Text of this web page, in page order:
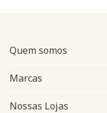
Quem somos
Marcas
Nossas Lojas